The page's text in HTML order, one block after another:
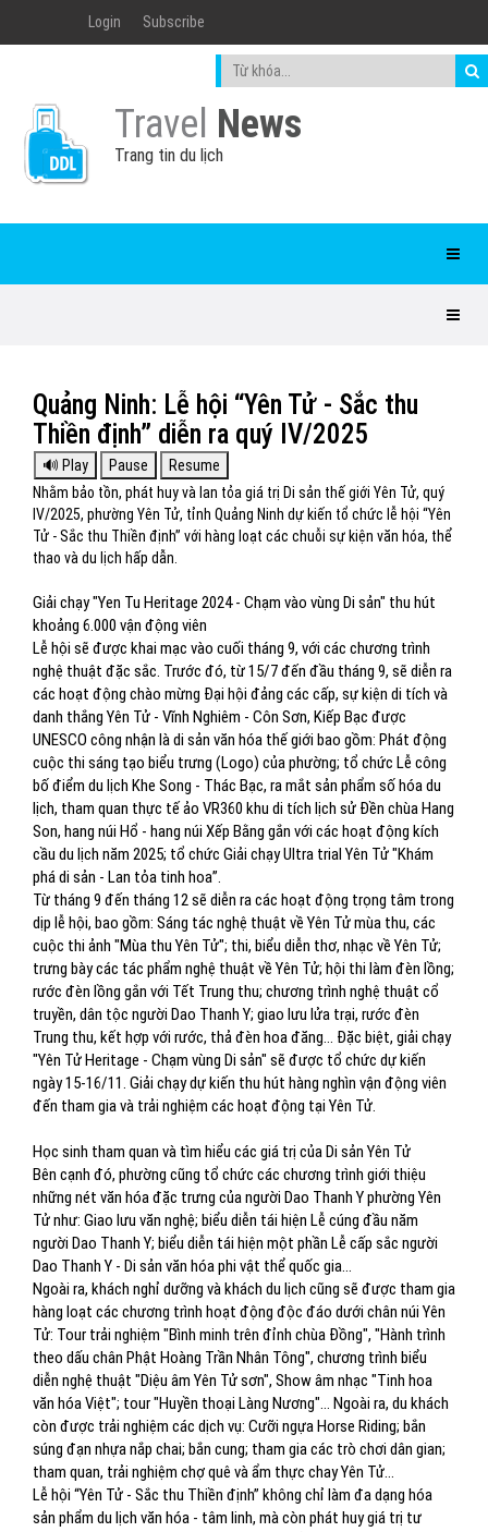
Login Subscribe
Travel News
Trang tin du lịch
Quảng Ninh: Lễ hội “Yên Tử - Sắc thu
Thiền định” diễn ra quý IV/2025
Nhằm bảo tồn, phát huy và lan tỏa giá trị Di sản thế giới Yên Tử, quý
IV/2025, phường Yên Tử, tỉnh Quảng Ninh dự kiến tổ chức lễ hội “Yên
Tử - Sắc thu Thiền định” với hàng loạt các chuỗi sự kiện văn hóa, thể
thao và du lịch hấp dẫn.
Giải chạy "Yen Tu Heritage 2024 - Chạm vào vùng Di sản" thu hút
khoảng 6.000 vận động viên
Lễ hội sẽ được khai mạc vào cuối tháng 9, với các chương trình
nghệ thuật đặc sắc. Trước đó, từ 15/7 đến đầu tháng 9, sẽ diễn ra
các hoạt động chào mừng Đại hội đảng các cấp, sự kiện di tích và
danh thắng Yên Tử - Vĩnh Nghiêm - Côn Sơn, Kiếp Bạc được
UNESCO công nhận là di sản văn hóa thế giới bao gồm: Phát động
cuộc thi sáng tạo biểu trưng (Logo) của phường; tổ chức Lễ công
bố điểm du lịch Khe Song - Thác Bạc, ra mắt sản phẩm số hóa du
lịch, tham quan thực tế ảo VR360 khu di tích lịch sử Đền chùa Hang
Son, hang núi Hổ - hang núi Xếp Bằng gắn với các hoạt động kích
cầu du lịch năm 2025; tổ chức Giải chạy Ultra trial Yên Tử "Khám
phá di sản - Lan tỏa tinh hoa”.
Từ tháng 9 đến tháng 12 sẽ diễn ra các hoạt động trọng tâm trong
dịp lễ hội, bao gồm: Sáng tác nghệ thuật về Yên Tử mùa thu, các
cuộc thi ảnh "Mùa thu Yên Tử"; thi, biểu diễn thơ, nhạc về Yên Tử;
trưng bày các tác phẩm nghệ thuật về Yên Tử; hội thi làm đèn lồng;
rước đèn lồng gắn với Tết Trung thu; chương trình nghệ thuật cổ
truyền, dân tộc người Dao Thanh Y; giao lưu lửa trại, rước đèn
Trung thu, kết hợp với rước, thả đèn hoa đăng… Đặc biệt, giải chạy
"Yên Tử Heritage - Chạm vùng Di sản" sẽ được tổ chức dự kiến
ngày 15-16/11. Giải chạy dự kiến thu hút hàng nghìn vận động viên
đến tham gia và trải nghiệm các hoạt động tại Yên Tử.
Học sinh tham quan và tìm hiểu các giá trị của Di sản Yên Tử
Bên cạnh đó, phường cũng tổ chức các chương trình giới thiệu
những nét văn hóa đặc trưng của người Dao Thanh Y phường Yên
Tử như: Giao lưu văn nghệ; biểu diễn tái hiện Lễ cúng đầu năm
người Dao Thanh Y; biểu diễn tái hiện một phần Lễ cấp sắc người
Dao Thanh Y - Di sản văn hóa phi vật thể quốc gia…
Ngoài ra, khách nghỉ dưỡng và khách du lịch cũng sẽ được tham gia
hàng loạt các chương trình hoạt động độc đáo dưới chân núi Yên
Tử: Tour trải nghiệm "Bình minh trên đỉnh chùa Đồng", "Hành trình
theo dấu chân Phật Hoàng Trần Nhân Tông", chương trình biểu
diễn nghệ thuật "Diệu âm Yên Tử sơn", Show âm nhạc "Tinh hoa
văn hóa Việt"; tour "Huyền thoại Làng Nương"… Ngoài ra, du khách
còn được trải nghiệm các dịch vụ: Cưỡi ngựa Horse Riding; bắn
súng đạn nhựa nắp chai; bắn cung; tham gia các trò chơi dân gian;
tham quan, trải nghiệm chợ quê và ẩm thực chay Yên Tử...
Lễ hội “Yên Tử - Sắc thu Thiền định” không chỉ làm đa dạng hóa
sản phẩm du lịch văn hóa - tâm linh, mà còn phát huy giá trị tư